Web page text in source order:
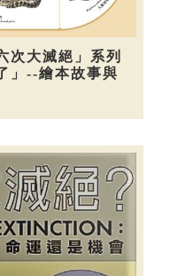
次大滅絕」系列
」--繪本故事與